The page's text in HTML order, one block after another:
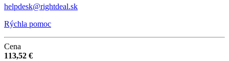
helpdesk@rightdeal.sk
Rýchla pomoc
Cena
113,52 €